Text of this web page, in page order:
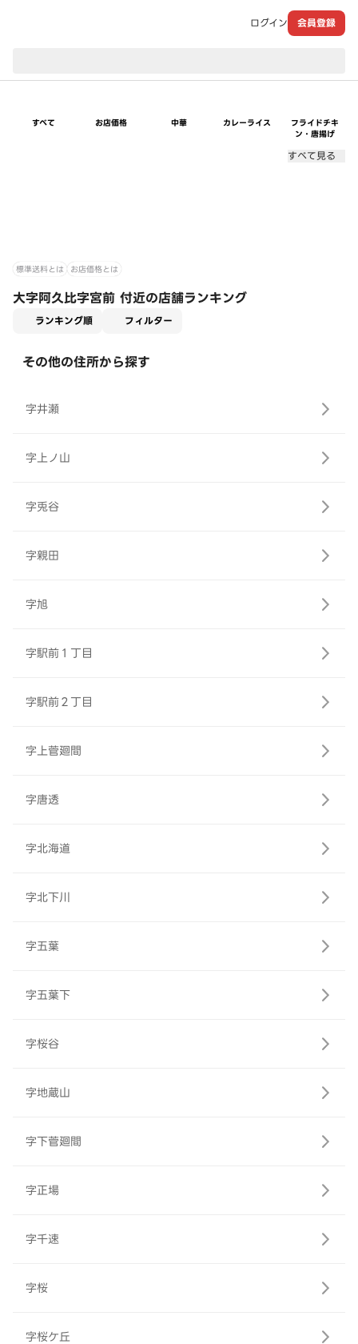
ログイン 会員登録
すべて お店価格 中華 カレーライス
フライドチキ
ン・唐揚げ
すべて見る
標準送料とは お店価格とは
大字阿久比字宮前 付近の店舗ランキング
ランキング順 フィルター
その他の住所から探す
字井瀬
字上ノ山
字兎谷
字親田
字旭
字駅前１丁目
字駅前２丁目
字上菅廻間
字唐透
字北海道
字北下川
字五葉
字五葉下
字桜谷
字地蔵山
字下菅廻間
字正場
字千速
字桜
字桜ケ丘